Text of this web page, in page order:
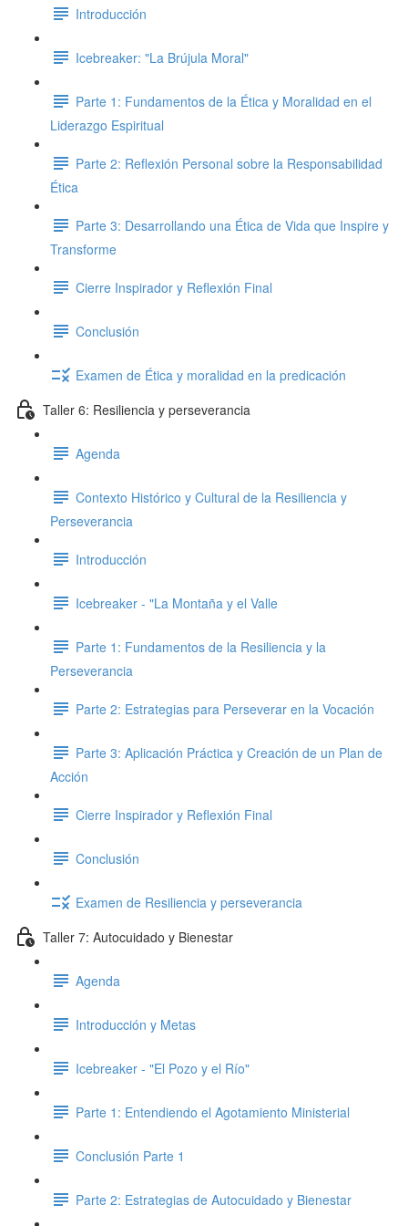
Introducción
Icebreaker: "La Brújula Moral"
Parte 1: Fundamentos de la Ética y Moralidad en el
Liderazgo Espiritual
Parte 2: Reflexión Personal sobre la Responsabilidad
Ética
Parte 3: Desarrollando una Ética de Vida que Inspire y
Transforme
Cierre Inspirador y Reflexión Final
Conclusión
Examen de Ética y moralidad en la predicación
Taller 6: Resiliencia y perseverancia
Agenda
Contexto Histórico y Cultural de la Resiliencia y
Perseverancia
Introducción
Icebreaker - "La Montaña y el Valle
Parte 1: Fundamentos de la Resiliencia y la
Perseverancia
Parte 2: Estrategias para Perseverar en la Vocación
Parte 3: Aplicación Práctica y Creación de un Plan de
Acción
Cierre Inspirador y Reflexión Final
Conclusión
Examen de Resiliencia y perseverancia
Taller 7: Autocuidado y Bienestar
Agenda
Introducción y Metas
Icebreaker - "El Pozo y el Río"
Parte 1: Entendiendo el Agotamiento Ministerial
Conclusión Parte 1
Parte 2: Estrategias de Autocuidado y Bienestar